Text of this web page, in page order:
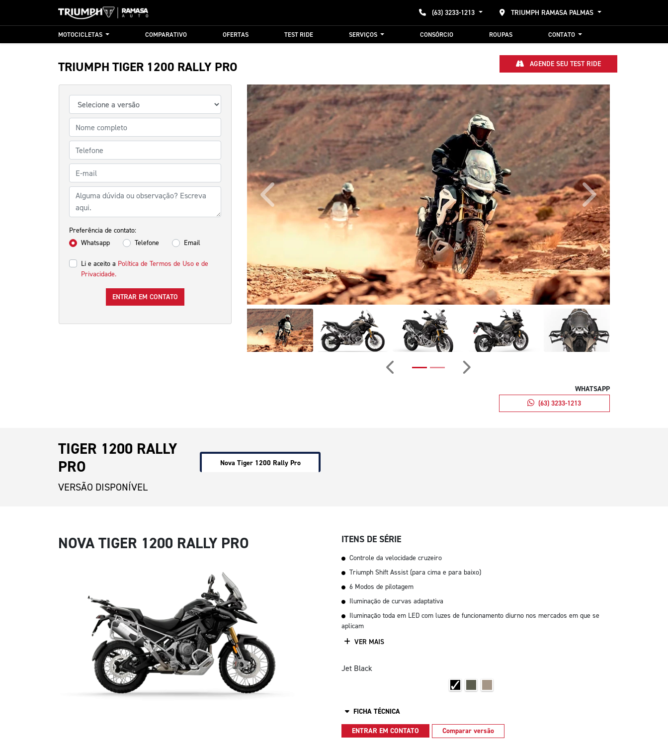
(63) 3233-1213 TRIUMPH RAMASA PALMAS
MOTOCICLETAS COMPARATIVO OFERTAS TEST RIDE SERVIÇOS CONSÓRCIO ROUPAS CONTATO
TRIUMPH TIGER 1200 RALLY PRO AGENDE SEU TEST RIDE
Preferência de contato:
Whatsapp
Telefone Email
Li e aceito a Política de Termos de Uso e de
Privacidade.
ENTRAR EM CONTATO
Anterior Próximo
Anterior Próximo
WHATSAPP
(63) 3233-1213
TIGER 1200 RALLY
PRO
VERSÃO DISPONÍVEL
Nova Tiger 1200 Rally Pro
NOVA TIGER 1200 RALLY PRO ITENS DE SÉRIE
Controle da velocidade cruzeiro
Triumph Shift Assist (para cima e para baixo)
6 Modos de pilotagem
Iluminação de curvas adaptativa
Iluminação toda em LED com luzes de funcionamento diurno nos mercados em que se
aplicam
VER MAIS
Jet Black
FICHA TÉCNICA
ENTRAR EM CONTATO Comparar versão